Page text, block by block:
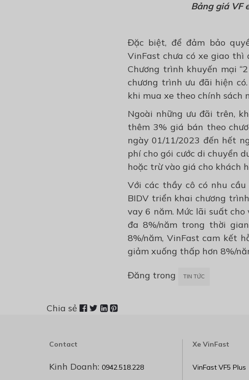
Bảng giá VF
Đặc biệt, để đảm bảo
VinFast chưa có xe giao thì
Chương trình khuyến mại
chương trình ưu đãi hiện có.
khi mua xe theo chính sách
Ngoài những ưu đãi trên,
thêm 3% giá bán theo
ngày 01/11/2023 đến hết
phí cho gói cước di chuyển
hoặc trừ vào giá cho khách
Với các thầy cô có nhu
BIDV triển khai chương
vay 6 năm. Mức lãi suất
đa 8%/năm trong thời
8%/năm, VinFast cam kết
giảm xuống thấp hơn 8%/
Đăng trong TIN TỨC
Chia sẻ
Contact
Kinh Doanh: 0942.518.228
Xe VinFast
VinFast VF5 Plus